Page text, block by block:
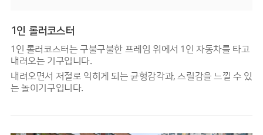
1인 롤러코스터
1인 롤러코스터는 구불구불한 프레임 위에서 1인 자동차를 타고
내려오는 기구입니다.
내려오면서 저절로 익히게 되는 균형감각과, 스릴감을 느낄 수 있
는 놀이기구입니다.